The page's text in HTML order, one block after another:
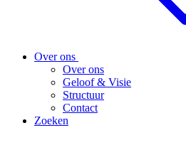
Over ons
Over ons
Geloof & Visie
Structuur
Contact
Zoeken